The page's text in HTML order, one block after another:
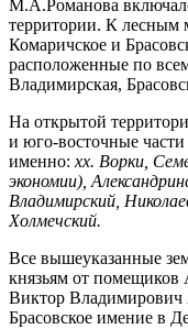
М.А.Романова
территории. К лесным
Комаричское и
расположенные по
Владимирская,
На открытой
и юго-восточные
именно: хх. Ворки,
экономии),
Владимирский,
Холмечский.
Все вышеуказанные
князьям от
Виктор Владимирович
Брасовское имение в